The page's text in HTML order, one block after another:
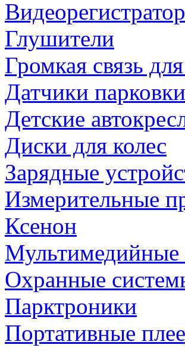
Глушители
Громкая связь
Датчики парковки
Детские
Диски для колес
Зарядные
Измерительные
Ксенон
Мультимедийные
Охранные
Парктроники
Портативные